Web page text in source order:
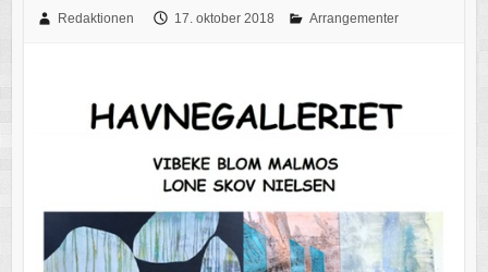
Redaktionen 17. oktober 2018 Arrangementer